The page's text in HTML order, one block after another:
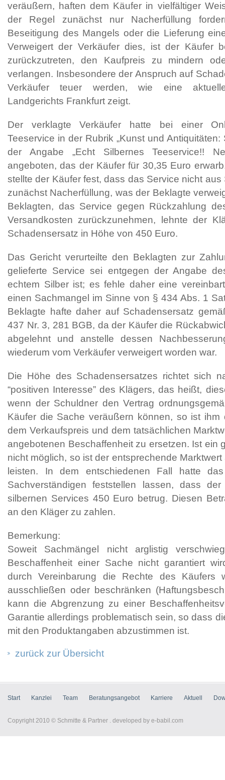
veräußern, haften dem Käufer in vielfältiger
der Regel zunächst nur Nacherfüllung
Beseitigung des Mangels oder die Lieferung
Verweigert der Verkäufer dies, ist der Käufer
zurückzutreten, den Kaufpreis zu mindern
verlangen. Insbesondere der Anspruch auf
Verkäufer teuer werden, wie eine
Landgerichts Frankfurt zeigt.
Der verklagte Verkäufer hatte bei einer
Teeservice in der Rubrik „Kunst und Antiquitäten:
der Angabe „Echt Silbernes Teeservice!!
angeboten, das der Käufer für 30,35 Euro
stellte der Käufer fest, dass das Service nicht aus
zunächst Nacherfüllung, was der Beklagte
Beklagten, das Service gegen Rückzahlung
Versandkosten zurückzunehmen, lehnte der
Schadensersatz in Höhe von 450 Euro.
Das Gericht verurteilte den Beklagten zur
gelieferte Service sei entgegen der Angabe
echtem Silber ist; es fehle daher eine
einen Sachmangel im Sinne von § 434 Abs. 1
Beklagte hafte daher auf Schadensersatz
437 Nr. 3, 281 BGB, da der Käufer die
abgelehnt und anstelle dessen
wiederum vom Verkäufer verweigert worden war.
Die Höhe des Schadensersatzes richtet sich
“positiven Interesse” des Klägers, das heißt,
wenn der Schuldner den Vertrag
Käufer die Sache veräußern können, so ist ihm
dem Verkaufspreis und dem tatsächlichen
angebotenen Beschaffenheit zu ersetzen. Ist ein
nicht möglich, so ist der entsprechende
leisten. In dem entschiedenen Fall hatte
Sachverständigen feststellen lassen, dass
silbernen Services 450 Euro betrug. Diesen
an den Kläger zu zahlen.
Bemerkung:
Soweit Sachmängel nicht arglistig
Beschaffenheit einer Sache nicht garantiert
durch Vereinbarung die Rechte des Käufers
ausschließen oder beschränken
kann die Abgrenzung zu einer
Garantie allerdings problematisch sein, so dass
mit den Produktangaben abzustimmen ist.
zurück zur Übersicht
Start Kanzlei Team Beratungsangebot Karriere Aktuell
Copyright 2010 © Schmitte & Partner . developed by e-babil.com